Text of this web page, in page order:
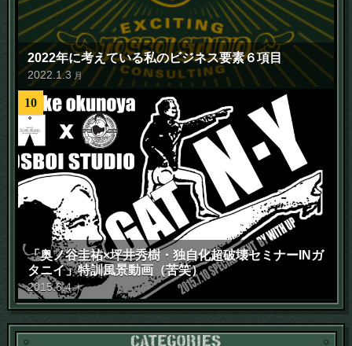
2022年に考えている私のビジネス要素６項目
2022 1.3 月
10
「奥ノ谷圭祐×坪井秀樹・独自化超破壊セミナーINガ
タニイ」特訓風景動画（苦笑）
2015.6.4 木